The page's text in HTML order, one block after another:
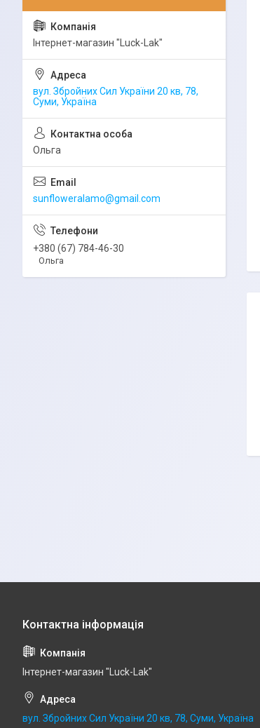
Інтернет-магазин "Luck-Lak"
вул. Збройних Сил України 20 кв, 78,
Суми, Україна
Ольга
sunfloweralamo@gmail.com
+380 (67) 784-46-30
Ольга
Інтернет-магазин "Luck-Lak"
вул. Збройних Сил України 20 кв, 78, Суми, Україна